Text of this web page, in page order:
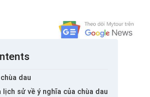
dau
lịch sử về ý nghĩa của chùa dau